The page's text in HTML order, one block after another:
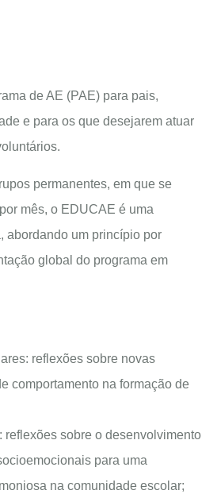
de AE (PAE) para pais,
e para os que desejarem atuar
permanentes, em que se
mês, o EDUCAE é uma
abordando um princípio por
global do programa em
reflexões sobre novas
comportamento na formação de
reflexões sobre o desenvolvimento
para uma
na comunidade escolar;